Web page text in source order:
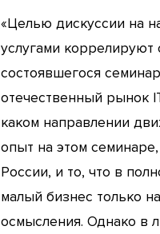
«Целью дискуссии на
услугами
состоявшегося
отечественный рынок
каком направлении
опыт на этом
России, и то, что в
малый бизнес только
осмысления. Однако в